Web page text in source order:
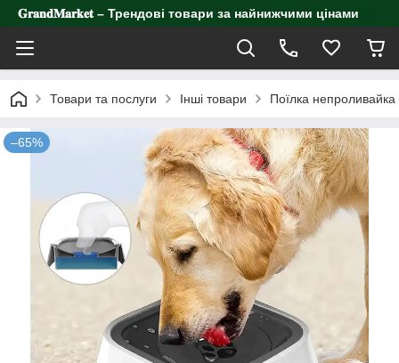
𝐆𝐫𝐚𝐧𝐝𝐌𝐚𝐫𝐤𝐞𝐭 – Трендові товари за найнижчими цінами
Товари та послуги Інші товари Поїлка
–65%